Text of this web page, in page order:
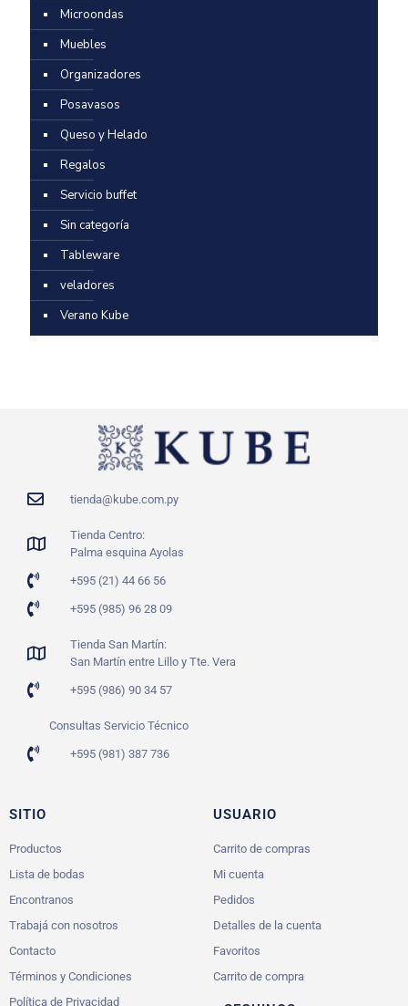
Microondas
Muebles
Organizadores
Posavasos
Queso y Helado
Regalos
Servicio buffet
Sin categoría
Tableware
veladores
Verano Kube
tienda@kube.com.py
Tienda Centro:
Palma esquina Ayolas
+595 (21) 44 66 56
+595 (985) 96 28 09
Tienda San Martín:
San Martín entre Lillo y Tte. Vera
+595 (986) 90 34 57
Consultas Servicio Técnico
+595 (981) 387 736
SITIO
Productos
Lista de bodas
Encontranos
Trabajá con nosotros
Contacto
Términos y Condiciones
Política de Privacidad
USUARIO
Carrito de compras
Mi cuenta
Pedidos
Detalles de la cuenta
Favoritos
Carrito de compra